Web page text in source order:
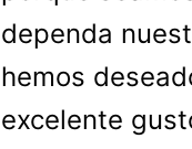
dependa
hemos
excelente